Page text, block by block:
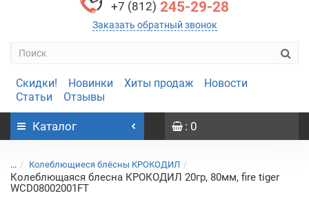
+7 (812) 245-29-28
Заказать обратный звонок
Скидки! Новинки Хиты продаж
Новости
Статьи
Отзывы
Каталог : 0
... Колеблющиеся блёсны КРОКОДИЛ
Колеблющаяся блесна КРОКОДИЛ 20гр, 80мм, fire tiger
WCD08002001FT